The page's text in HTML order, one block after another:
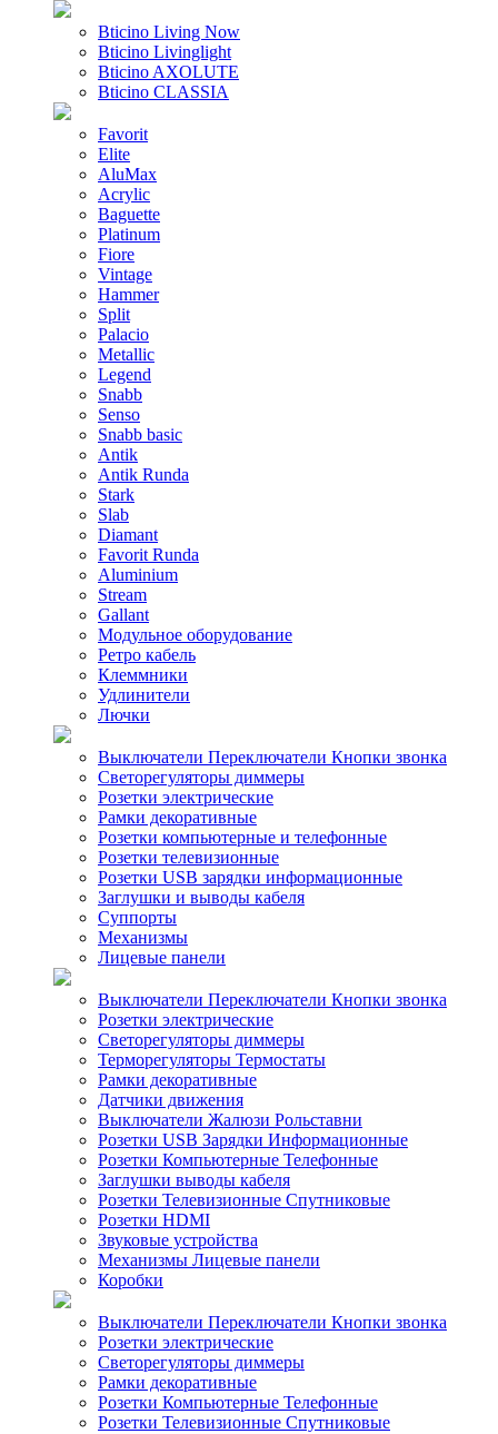
Bticino Living Now
Bticino Livinglight
Bticino AXOLUTE
Bticino CLASSIA
Favorit
Elite
AluMax
Acrylic
Baguette
Platinum
Fiore
Vintage
Hammer
Split
Palacio
Metallic
Legend
Snabb
Senso
Snabb basic
Antik
Antik Runda
Stark
Slab
Diamant
Favorit Runda
Aluminium
Stream
Gallant
Модульное оборудование
Ретро кабель
Клеммники
Удлинители
Лючки
Выключатели Переключатели Кнопки звонка
Светорегуляторы диммеры
Розетки электрические
Рамки декоративные
Розетки компьютерные и телефонные
Розетки телевизионные
Розетки USB зарядки информационные
Заглушки и выводы кабеля
Суппорты
Механизмы
Лицевые панели
Выключатели Переключатели Кнопки звонка
Розетки электрические
Светорегуляторы диммеры
Терморегуляторы Термостаты
Рамки декоративные
Датчики движения
Выключатели Жалюзи Рольставни
Розетки USB Зарядки Информационные
Розетки Компьютерные Телефонные
Заглушки выводы кабеля
Розетки Телевизионные Спутниковые
Розетки HDMI
Звуковые устройства
Механизмы Лицевые панели
Коробки
Выключатели Переключатели Кнопки звонка
Розетки электрические
Светорегуляторы диммеры
Рамки декоративные
Розетки Компьютерные Телефонные
Розетки Телевизионные Спутниковые